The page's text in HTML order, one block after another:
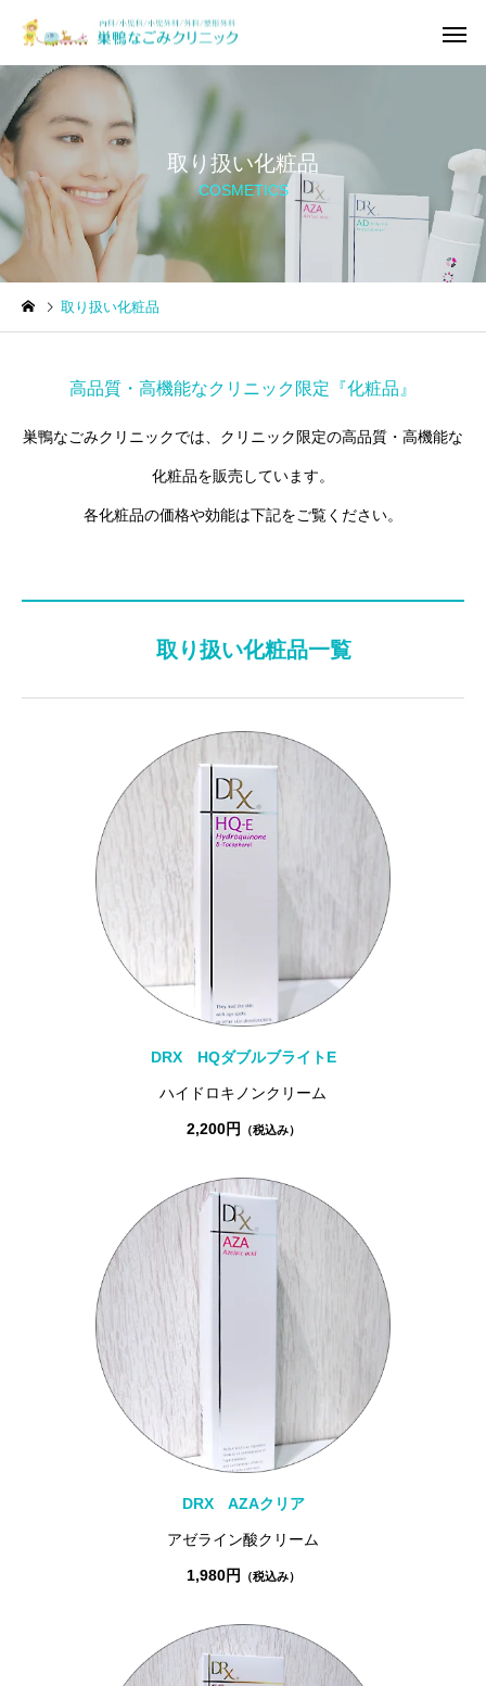
内科 小児科・小
取り扱い化粧品
COSMETICS
取り扱い化粧品
高品質・高機能なクリニック限定『化粧品』
巣鴨なごみクリニックでは、クリニック限定の高品質・高機能な
化粧品を販売しています。
各化粧品の価格や効能は下記をご覧ください。
取り扱い化粧品一覧
DRX HQダブルブライトE
ハイドロキノンクリーム
2,200円 （税込み）
DRX AZAクリア
アゼライン酸クリーム
1,980円 （税込み）